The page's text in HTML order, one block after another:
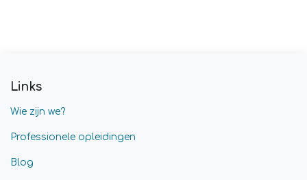
Links
Wie zijn we?
Professionele opleidingen
Blog